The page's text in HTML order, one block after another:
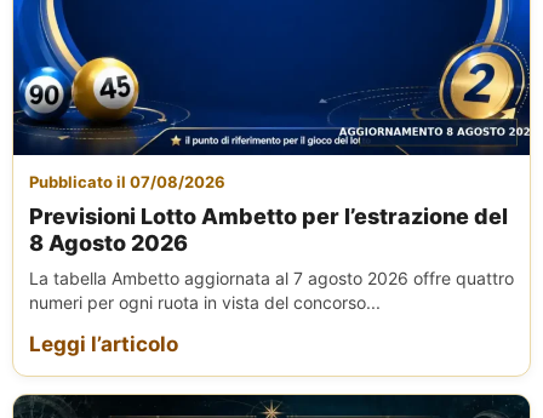
Pubblicato il 07/08/2026
Previsioni Lotto Ambetto per l’estrazione del
8 Agosto 2026
La tabella Ambetto aggiornata al 7 agosto 2026 offre quattro
numeri per ogni ruota in vista del concorso...
Leggi l’articolo